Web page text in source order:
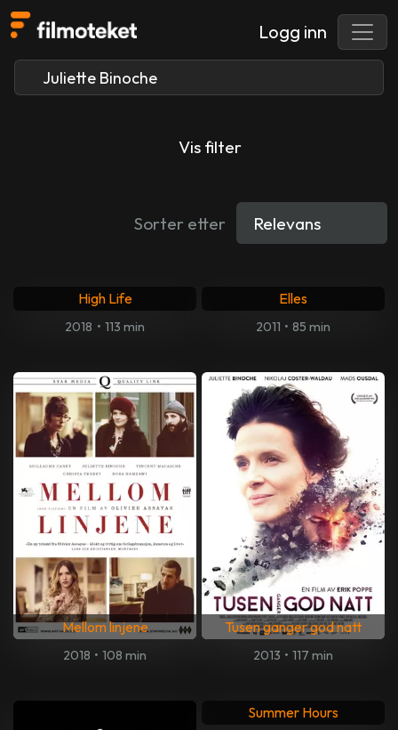
Logg inn
Vis filter
Sorter etter
High Life
2018 • 113 min
Elles
2011 • 85 min
Mellom linjene
2018 • 108 min
Tusen ganger god natt
2013 • 117 min
Summer Hours